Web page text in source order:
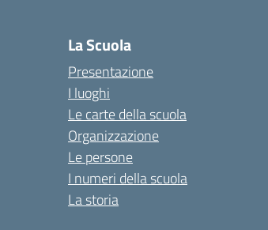
La Scuola
Presentazione
I luoghi
Le carte della scuola
Organizzazione
Le persone
I numeri della scuola
La storia